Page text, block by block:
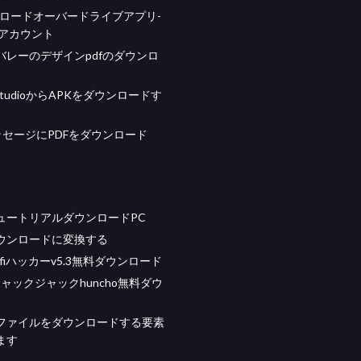
ードオーバードライブアプリ-
カウント
レーのデザインpdfのダウンロ
からAPKをダウンロードす
ージにPDFをダウンロード
ートリアルダウンロードPC
ンロードに変換する
ハッカーv5.3無料ダウンロード
ックジャックhuncho無料ダウ
ァイルをダウンロードする要素
す